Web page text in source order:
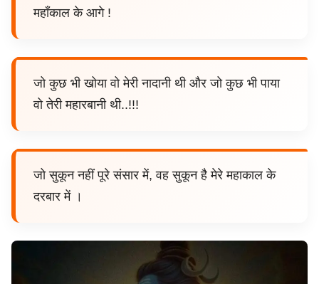
महाँकाल के आगे !
जो कुछ भी खोया वो मेरी नादानी थी और जो कुछ भी पाया
वो तेरी महारबानी थी..!!!
जो सुकून नहीं पूरे संसार में, वह सुकून है मेरे महाकाल के
दरबार में ।